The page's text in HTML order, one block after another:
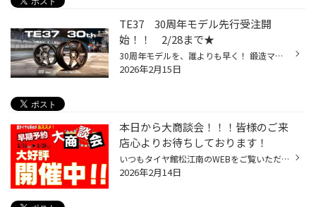
TE37 30周年モデル先行受注開
始！！ 2/28まで★
30周年モデルを、誰よりも早く！ 鍛造マイスターショップ先行受注 開始！ 先行受注期間： ～ 2026年2月28日（土） VOLK RACING TE37 30TH SERIES TE37 30周年 レイズ鍛造マイスターショップにて先行販売いたします。本モデルの背景や仕様を正しくご理解いただいたうえでお選びいただくため、先行期...
2026年2月15日
本日から大商談会！！！皆様のご来
店心よりお待ちしております！
いつもタイヤ館松江南のWEBをご覧いただきありがとうございます。 2月になりブリヂストン夏タイヤの新製品がぞくぞく登場しました。 そこで夏タイヤへの履き替え前に！ 本日！2/14～2/28まで 夏タイヤ大商談会を開催致します！ 『夏物』と銘打ってますがスタッドレスタイヤも！ 新製品から在庫処分...
2026年2月14日